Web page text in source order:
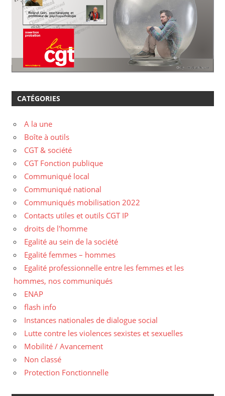
CATÉGORIES
A la une
Boîte à outils
CGT & société
CGT Fonction publique
Communiqué local
Communiqué national
Communiqués mobilisation 2022
Contacts utiles et outils CGT IP
droits de l'homme
Egalité au sein de la société
Egalité femmes – hommes
Egalité professionnelle entre les femmes et les
hommes, nos communiqués
ENAP
flash info
Instances nationales de dialogue social
Lutte contre les violences sexistes et sexuelles
Mobilité / Avancement
Non classé
Protection Fonctionnelle